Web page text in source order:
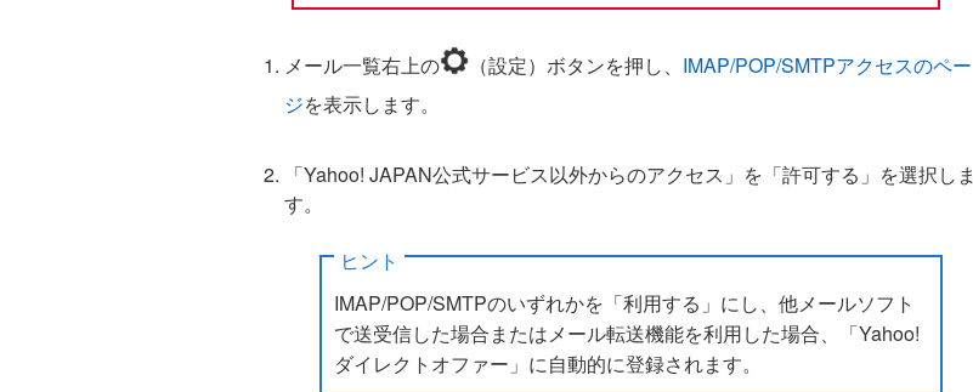
メール一覧右上の （設定）ボタンを押し、 IMAP/POP/SMTPアクセスのペー
ジを表示します。
「Yahoo! JAPAN公式サービス以外からのアクセス」を「許可する」を選択しま
す。
ヒント
IMAP/POP/SMTPのいずれかを「利用する」にし、他メールソフト
で送受信した場合またはメール転送機能を利用した場合、「Yahoo!
ダイレクトオファー」に自動的に登録されます。